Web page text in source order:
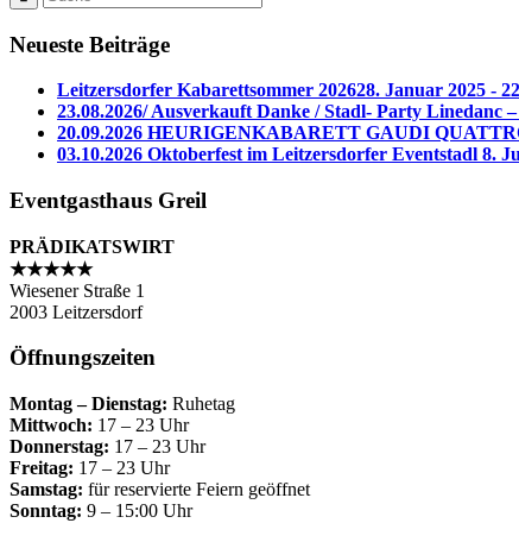
Neueste Beiträge
Leitzersdorfer Kabarettsommer 202628. Januar 2025 -
23.08.2026/ Ausverkauft Danke / Stadl- Party Linedanc
20.09.2026 HEURIGENKABARETT GAUDI
03.10.2026 Oktoberfest im Leitzersdorfer Eventstadl 8.
Eventgasthaus Greil
PRÄDIKATSWIRT
★★★★★
Wiesener Straße 1
2003 Leitzersdorf
Öffnungszeiten
Montag – Dienstag: Ruhetag
Mittwoch: 17 – 23 Uhr
Donnerstag: 17 – 23 Uhr
Freitag: 17 – 23 Uhr
Samstag: für reservierte Feiern geöffnet
Sonntag: 9 – 15:00 Uhr